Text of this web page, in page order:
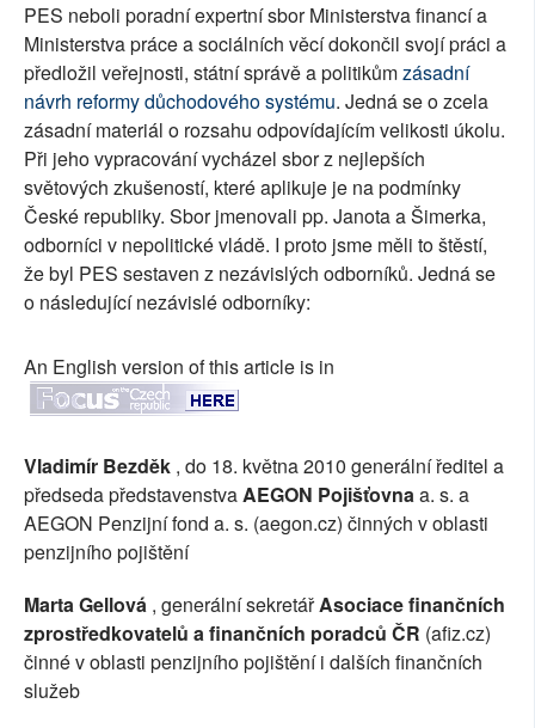
PŘÍSPĚVKY NA PROVOZ
PES neboli poradní expertní sbor Ministerstva financí a
Ministerstva práce a sociálních věcí dokončil svojí práci a
předložil veřejnosti, státní správě a politikůmzásadní
návrh reformy důchodového systému. Jedná se o zcela
zásadní materiál o rozsahu odpovídajícím velikosti úkolu.
Při jeho vypracování vycházel sbor z nejlepších
světových zkušeností, které aplikuje je na podmínky
České republiky. Sbor jmenovali pp. Janota a Šimerka,
odborníci v nepolitické vládě. I proto jsme měli to štěstí,
že byl PES sestaven z nezávislých odborníků. Jedná se
o následující nezávislé odborníky:
An English version of this article is in
Vladimír Bezděk , do 18. května 2010 generální ředitel a
předseda představenstvaAEGON Pojišťovnaa. s. a
AEGON Penzijní fond a. s. (aegon.cz) činných v oblasti
penzijního pojištění
Marta Gellová , generální sekretářAsociace finančních
zprostředkovatelů a finančních poradců ČR (afiz.cz)
činné v oblasti penzijního pojištění i dalších finančních
služeb